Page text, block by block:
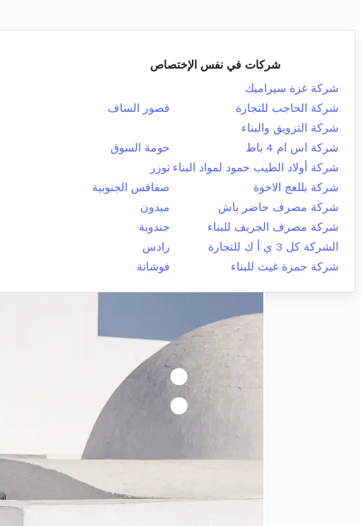
شركات في نفس الإختصاص
شركة غزة سيراميك
شركة الحاجب للتجارة
قصور الساف
شركة التزويق والبناء
شركة اس ام 4 باط
حومة السوق
شركة أولاد الطيب حمود لمواد البناء توزر
شركة بللعج الاخوة
صفاقس الجنوبية
شركة مصرف حاضر باش
ميدون
شركة مصرف الجريف للبناء
جندوبة
الشركة كل 3 ي أ ك للتجارة
رادس
شركة حمزة غيث للبناء
فوشانة